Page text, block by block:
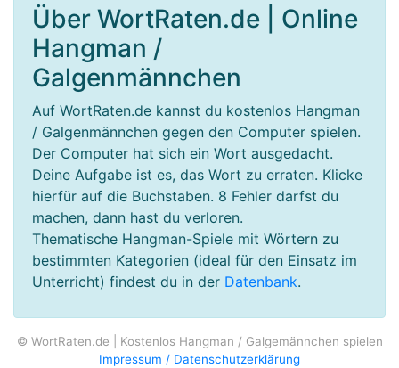
Über WortRaten.de | Online
Hangman /
Galgenmännchen
Auf WortRaten.de kannst du kostenlos Hangman
/ Galgenmännchen gegen den Computer spielen.
Der Computer hat sich ein Wort ausgedacht.
Deine Aufgabe ist es, das Wort zu erraten. Klicke
hierfür auf die Buchstaben. 8 Fehler darfst du
machen, dann hast du verloren.
Thematische Hangman-Spiele mit Wörtern zu
bestimmten Kategorien (ideal für den Einsatz im
Unterricht) findest du in der Datenbank.
© WortRaten.de | Kostenlos Hangman / Galgemännchen spielen
Impressum / Datenschutzerklärung